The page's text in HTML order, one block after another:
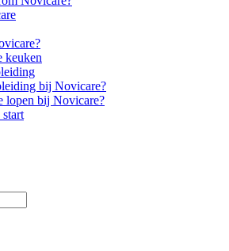
keuken
bij Novicare?
lopen bij Novicare?